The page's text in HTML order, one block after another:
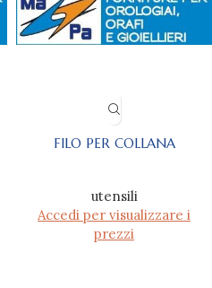
FILO PER COLLANA
utensili
Accedi per visualizzare i
prezzi